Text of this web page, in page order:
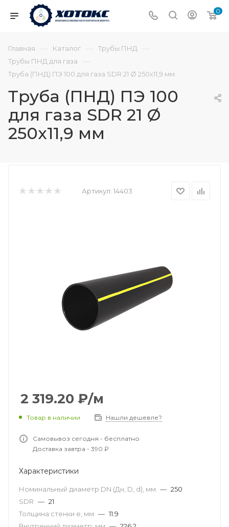
0
Главная — Каталог — Трубы ПНД —
Трубы ПНД для газа —
Труба (ПНД) ПЭ 100 для газа SDR 21 Ø 250х11,9 мм
Труба (ПНД) ПЭ 100
для газа SDR 21 Ø
250х11,9 мм
Артикул: 14403
2 319.20 ₽/м
Товар в наличии Нашли дешевле?
Самовывоз сегодня - бесплатно
Доставка завтра - 390 ₽
Характеристики
Номинальный диаметр DN (Дн, D, d), мм — 250
SDR — 21
Толщина стенки e, мм — 11.9